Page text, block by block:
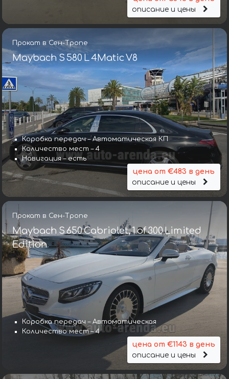
описание и цены
Прокат в Сен-Тропе
Maybach S 580 L 4Matic V8
Коробка передач – Автоматическая КП
Количество мест – 4
Навигация – есть
цена от €483 в день
описание и цены
Прокат в Сен-Тропе
Maybach S 650 Cabriolet, 1 of 300 Limited
Edition
Коробка передач – Автоматическая
Количество мест – 4
цена от €1143 в день
описание и цены